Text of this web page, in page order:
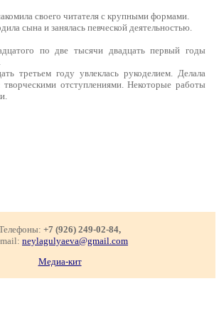
своего читателя с крупными формами.
сына и занялась певческой деятельностью.
по две тысячи двадцать первый годы
третьем году увлеклась рукоделием. Делала
отступлениями. Некоторые работы
+7 (926) 249-02-84,
neylagulyaeva@gmail.com
Медиа-кит